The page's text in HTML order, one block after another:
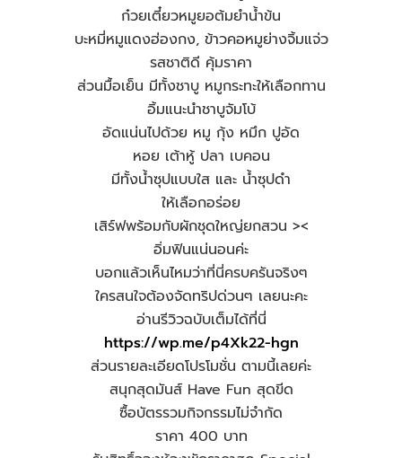
ก๋วยเตี๋ยวหมูยอต้มยำน้ำข้น
บะหมี่หมูแดงฮ่องกง, ข้าวคอหมูย่างจิ้มแจ่ว
รสชาติดี คุ้มราคา
ส่วนมื้อเย็น มีทั้งชาบู หมูกระทะให้เลือกทาน
อิ้มแนะนำชาบูจัมโบ้
อัดแน่นไปด้วย หมู กุ้ง หมึก ปูอัด
หอย เต้าหู้ ปลา เบคอน
มีทั้งน้ำซุปแบบใส และ น้ำซุปดำ
ให้เลือกอร่อย
เสิร์ฟพร้อมกับผักชุดใหญ่ยกสวน ><
อิ่มฟินแน่นอนค่ะ
บอกแล้วเห็นไหมว่าที่นี่ครบครันจริงๆ
ใครสนใจต้องจัดทริปด่วนๆ เลยนะคะ
อ่านรีวิวฉบับเต็มได้ที่นี่
https://wp.me/p4Xk22-hgn
ส่วนรายละเอียดโปรโมชั่น ตามนี้เลยค่ะ
สนุกสุดมันส์ Have Fun สุดขีด
ซื้อบัตรรวมกิจกรรมไม่จำกัด
ราคา 400 บาท